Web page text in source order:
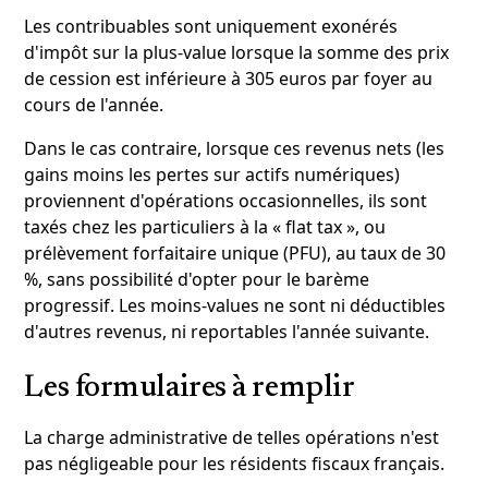
Les contribuables sont uniquement exonérés
d'impôt sur la plus-value lorsque la somme des prix
de cession est inférieure à 305 euros par foyer au
cours de l'année.
Dans le cas contraire, lorsque ces revenus nets (les
gains moins les pertes sur actifs numériques)
proviennent d'opérations occasionnelles, ils sont
taxés chez les particuliers à la « flat tax », ou
prélèvement forfaitaire unique (PFU), au taux de 30
%, sans possibilité d'opter pour le barème
progressif. Les moins-values ne sont ni déductibles
d'autres revenus, ni reportables l'année suivante.
Les formulaires à remplir
La charge administrative de telles opérations n'est
pas négligeable pour les résidents fiscaux français.